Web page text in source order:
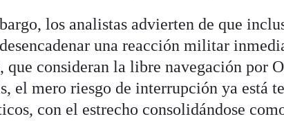
los analistas advierten de que
una reacción militar
que consideran la libre navegación por
el mero riesgo de interrupción ya está
con el estrecho consolidándose